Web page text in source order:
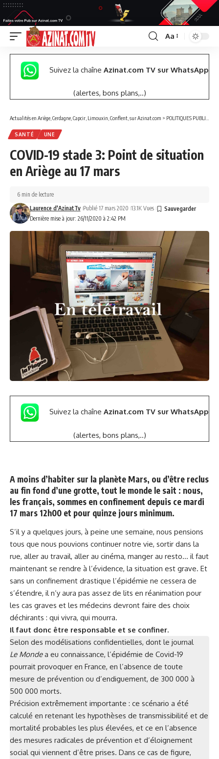
Font
Resizer
Aa
Suivez la chaîne Azinat.com TV sur WhatsApp
(alertes, bons plans,..)
Actualités en Ariège, Cerdagne, Capcir, Limouxin, Conflent, sur Azinat.com > POLITIQUES PUBLIQUES
SANTÉ UNE
COVID-19 stade 3: Point de situation
en Ariège au 17 mars
Dernière mise à jour: 26/11/2020 à 2:42 PM
Laurence d'AzinatTv Publié 17 mars 2020 13.1K Vues
6 min de lecture
Suivez la chaîne Azinat.com TV sur WhatsApp
(alertes, bons plans,..)
A moins d’habiter sur la planète Mars, ou d’être reclus
au fin fond d’une grotte, tout le monde le sait : nous,
les français, sommes en confinement depuis ce mardi
17 mars 12h00 et pour quinze jours minimum.
S’il y a quelques jours, à peine une semaine, nous pensions
tous que nous pouvions continuer notre vie, sortir dans la
rue, aller au travail, aller au cinéma, manger au resto… il faut
maintenant se rendre à l’évidence, la situation est grave. Et
sans un confinement drastique l’épidémie ne cessera de
s’étendre, il n’y aura pas assez de lits en réanimation pour
les cas graves et les médecins devront faire des choix
déchirants : qui vivra, qui mourra.
Il faut donc être responsable et se confiner.
Selon des modélisations confidentielles, dont le journal
Le Mondea eu connaissance, l’épidémie de Covid-19
pourrait provoquer en France, en l’absence de toute
mesure de prévention ou d’endiguement, de 300 000 à
500 000 morts.
Précision extrêmement importante : ce scénario a été
calculé en retenant les hypothèses de transmissibilité et de
mortalité probables les plus élevées, et ce en l’absence
des mesures radicales de prévention et d’éloignement
social qui viennent d’être prises. Dans ce cas de figure,